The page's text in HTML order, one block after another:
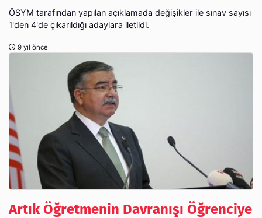
ÖSYM tarafından yapılan açıklamada değişikler ile sınav sayısı
1'den 4'de çıkarıldığı adaylara iletildi.
9 yıl önce
Artık Öğretmenin Davranışı Öğrenciye